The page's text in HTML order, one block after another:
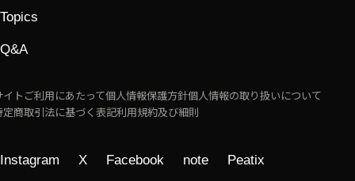
Topics
Q&A
イトご利用にあたって個人情報保護方針個人情報の取り扱いについて
定商取引法に基づく表記利用規約及び細則
Instagram X Facebook note Peatix